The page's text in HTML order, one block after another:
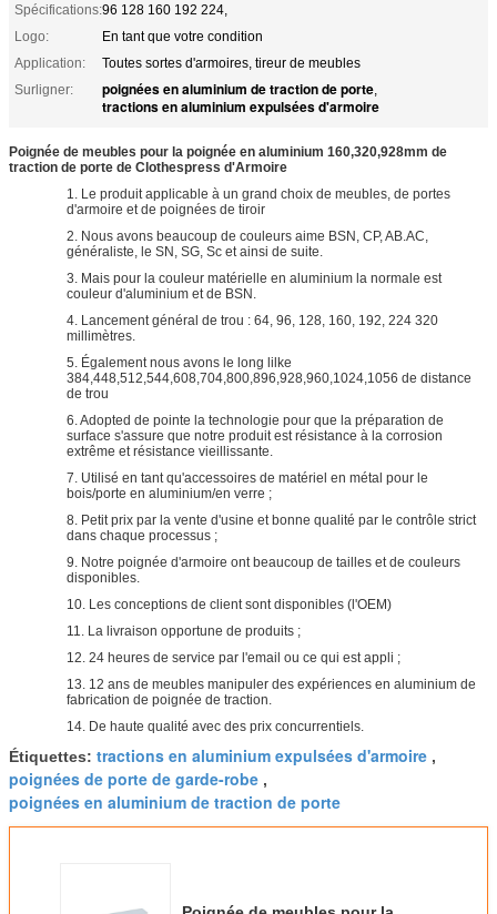
Spécifications:96 128 160 192 224,
Logo:
En tant que votre condition
Application:
Toutes sortes d'armoires, tireur de meubles
Surligner:
poignées en aluminium de traction de porte,
tractions en aluminium expulsées d'armoire
Poignée de meubles pour la poignée en aluminium 160,320,928mm de
traction de porte de Clothespress d'Armoire
1. Le produit applicable à un grand choix de meubles, de portes
d'armoire et de poignées de tiroir
2. Nous avons beaucoup de couleurs aime BSN, CP, AB.AC,
généraliste, le SN, SG, Sc et ainsi de suite.
3. Mais pour la couleur matérielle en aluminium la normale est
couleur d'aluminium et de BSN.
4. Lancement général de trou : 64, 96, 128, 160, 192, 224 320
millimètres.
5. Également nous avons le long lilke
384,448,512,544,608,704,800,896,928,960,1024,1056 de distance
de trou
6. Adopted de pointe la technologie pour que la préparation de
surface s'assure que notre produit est résistance à la corrosion
extrême et résistance vieillissante.
7. Utilisé en tant qu'accessoires de matériel en métal pour le
bois/porte en aluminium/en verre ;
8. Petit prix par la vente d'usine et bonne qualité par le contrôle strict
dans chaque processus ;
9. Notre poignée d'armoire ont beaucoup de tailles et de couleurs
disponibles.
10. Les conceptions de client sont disponibles (l'OEM)
11. La livraison opportune de produits ;
12. 24 heures de service par l'email ou ce qui est appli ;
13. 12 ans de meubles manipuler des expériences en aluminium de
fabrication de poignée de traction.
14. De haute qualité avec des prix concurrentiels.
Étiquettes: tractions en aluminium expulsées d'armoire ,
poignées de porte de garde-robe ,
poignées en aluminium de traction de porte